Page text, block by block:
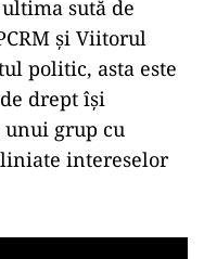
sută de
și Viitorul
politic, asta este
drept își
grup cu
intereselor